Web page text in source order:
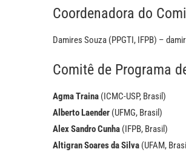
Coordenadora do
Damires Souza (PPGTI, IFPB) –
Comitê de Programa
Agma Traina (ICMC-USP, Brasil)
Alberto Laender (UFMG, Brasil)
Alex Sandro Cunha (IFPB, Brasil)
Altigran Soares da Silva (UFAM,